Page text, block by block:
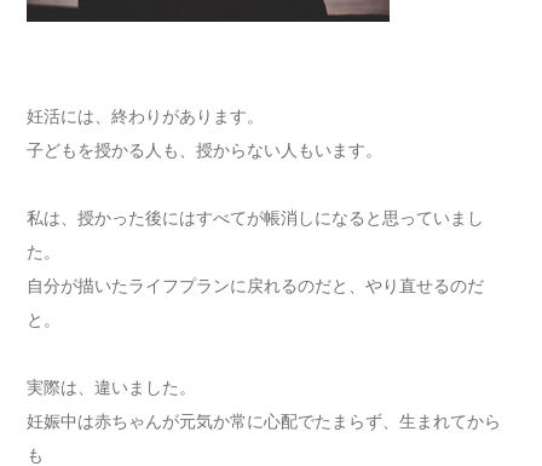
妊活には、終わりがあります。
子どもを授かる人も、授からない人もいます。
私は、授かった後にはすべてが帳消しになると思っていまし
た。
自分が描いたライフプランに戻れるのだと、やり直せるのだ
と。
実際は、違いました。
妊娠中は赤ちゃんが元気か常に心配でたまらず、生まれてから
も